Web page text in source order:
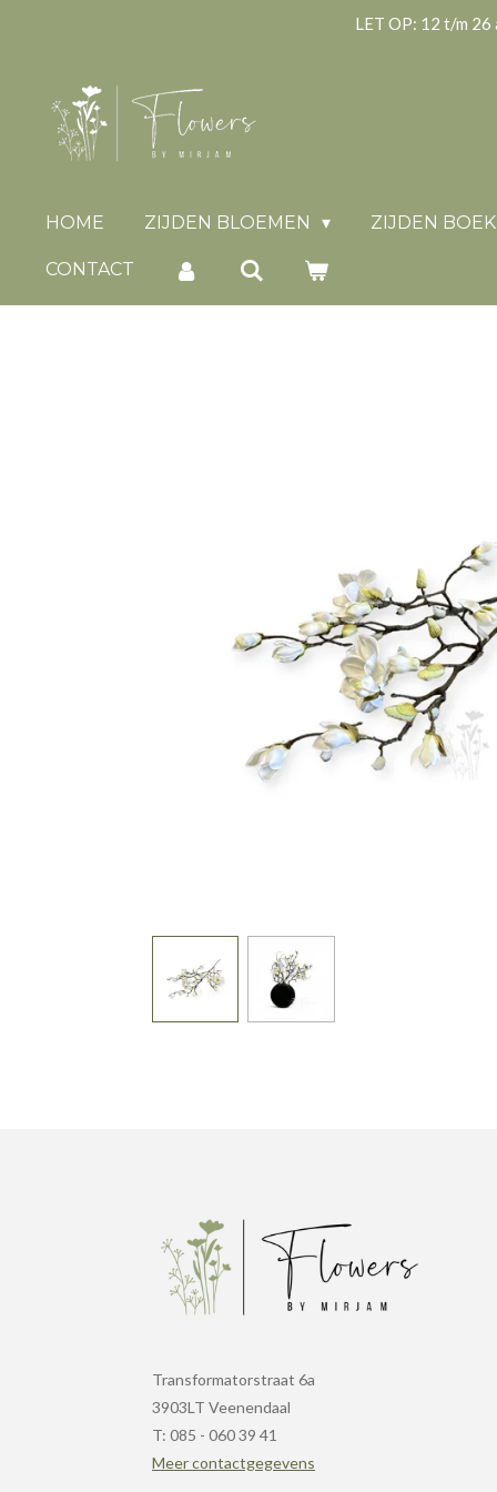
hoofdinhoud
LET OP: 12 t/m
HOME ZIJDEN BLOEMEN ZIJDEN
CONTACT
Transformatorstraat 6a
3903LT Veenendaal
T: 085 - 060 39 41
Meer contactgegevens